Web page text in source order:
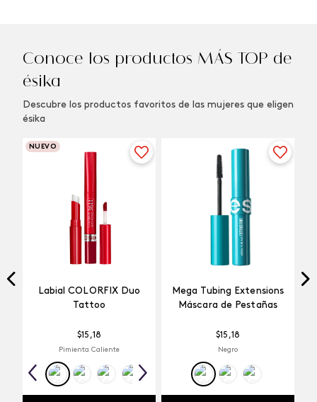
Conoce los productos MÁS TOP de
ésika
Descubre los productos favoritos de las mujeres que eligen
ésika
NUEVO
Labial COLORFIX Duo
Tattoo
$15 ,18
Pimienta Caliente
Mega Tubing Extensions
Máscara de Pestañas
$15 ,18
Negro